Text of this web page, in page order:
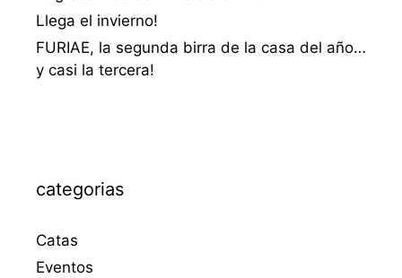
Llega el invierno!
FURIAE, la segunda birra de la casa del año…
y casi la tercera!
categorias
Catas
Eventos